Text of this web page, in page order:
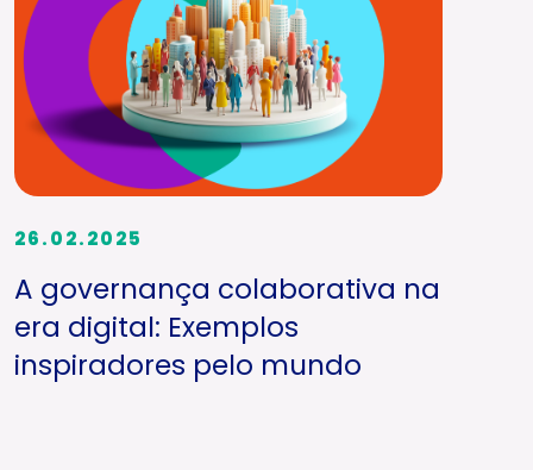
26.02.2025
A governança colaborativa na
era digital: Exemplos
inspiradores pelo mundo